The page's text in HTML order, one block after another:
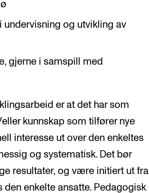
undervisning og utvikling av
gjerne i samspill med
er at det har som
kunnskap som tilfører nye
interesse ut over den enkeltes
og systematisk. Det bør
resultater, og være initiert ut fra
enkelte ansatte. Pedagogisk